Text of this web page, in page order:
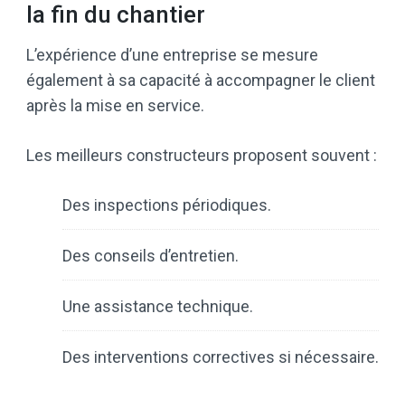
la fin du chantier
L’expérience d’une entreprise se mesure
également à sa capacité à accompagner le client
après la mise en service.
Les meilleurs constructeurs proposent souvent :
Des inspections périodiques.
Des conseils d’entretien.
Une assistance technique.
Des interventions correctives si nécessaire.